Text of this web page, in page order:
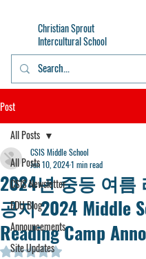
Christian Sprout
Intercultural School
Post
All Posts
CSIS Newsletter
EDU Blog
Announcements
Site Updates
All Posts
2024년 중등 여름
공지 2024 Middle
Reading Camp
CSIS Middle School
Jun 10, 20241 min read
Rated NaN out of 5 stars.